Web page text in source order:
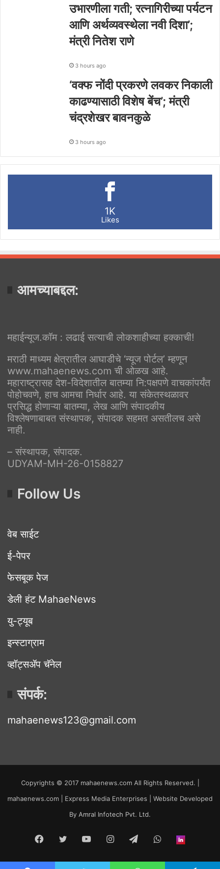
उभारणीला गती; रत्नागिरीच्या पर्यटन
आणि अर्थव्यवस्थेला नवी दिशा’;
मंत्री नितेश राणे
3 hours ago
‘वक्फ नोंदी प्रकरणे लवकर निकाली
काढण्यासाठी विशेष बेंच’; मंत्री
चंद्रशेखर बावनकुळे
3 hours ago
1K
Likes
आमच्याबद्दल:
महाईन्यूज.कॉम : लढाई सत्याची लोकशाहीच्या हक्काची!
मराठी माध्यम क्षेत्रातील आघाडीचे ‘न्यूज पोर्टल’ म्हणून
www.mahaenews.com ची ओळख आहे.
महाराष्ट्रासह देश-विदेशातील बातम्या नि:पक्षपणे वाचकांपर्यंत
पोहोचवणे, हाच आमचा निर्धार आहे. या संकेतस्थळावर
प्रसिद्ध होणाऱ्या बातम्या, लेख आणि संपादकीय
विश्लेषणाबाबत संस्थापक, संपादक सहमत असतीलच असे
नाही.
– संस्थापक, संपादक.
UDYAM-MH-26-0158827
Follow Us
वेब साईट
ई-पेपर
फेसबूक पेज
डेली हंट MahaeNews
यु-ट्यूब
इन्स्टाग्राम
व्हॉट्सॲप चॅनेल
संपर्क:
mahaenews123@gmail.com
Copyrights © 2017 mahaenews.com All Rights Reserved. |
mahaenews.com | Express Media Enterprises | Website Developed
By Amral Infotech Pvt. Ltd.
Facebook
TwitterYouTubeInstagram
TelegramWhatsApp